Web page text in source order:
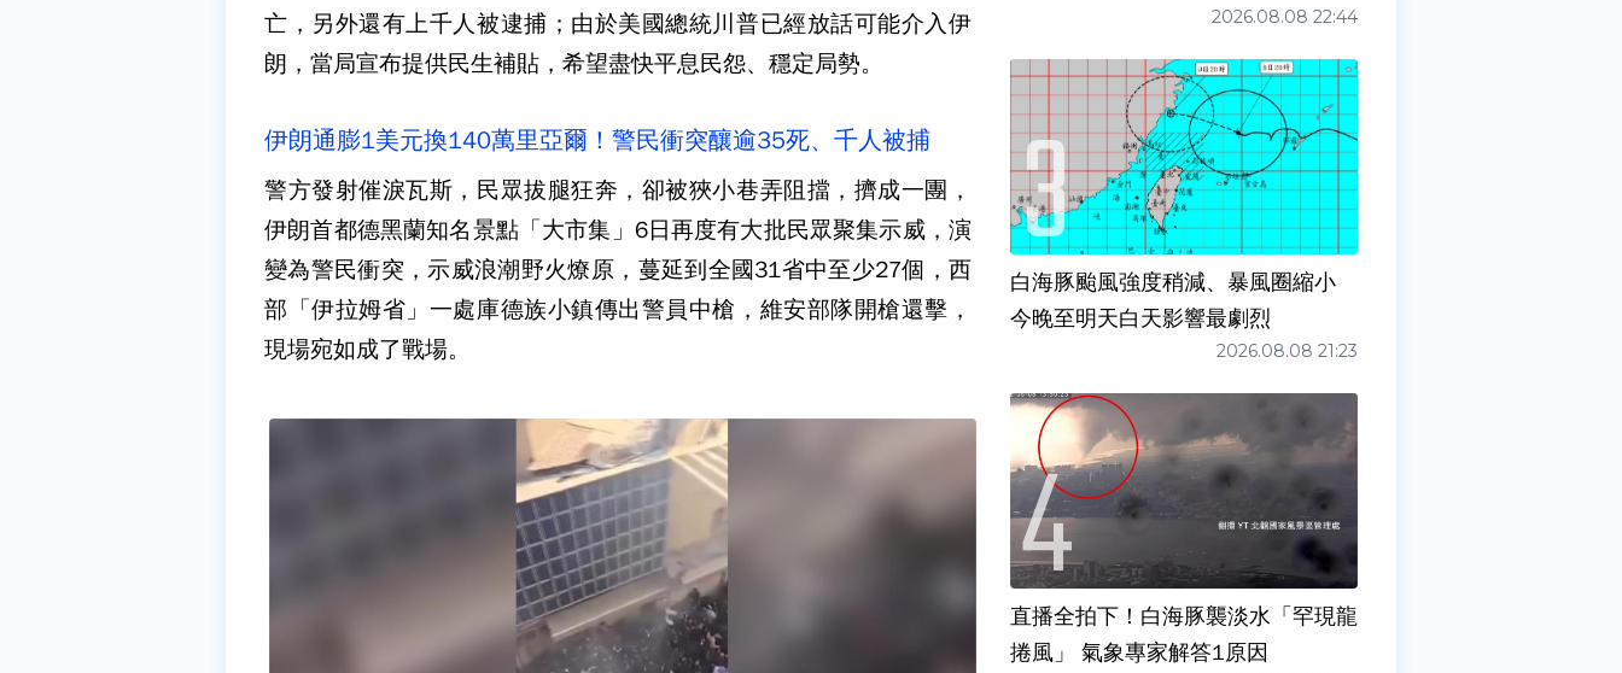
亡，另外還有上千人被逮捕；由於美國總統川普已經放話可能介入伊
朗，當局宣布提供民生補貼，希望盡快平息民怨、穩定局勢。
伊朗通膨1美元換140萬里亞爾！警民衝突釀逾35死、千人被捕
警方發射催淚瓦斯，民眾拔腿狂奔，卻被狹小巷弄阻擋，擠成一團，
伊朗首都德黑蘭知名景點「大市集」6日再度有大批民眾聚集示威，演
變為警民衝突，示威浪潮野火燎原，蔓延到全國31省中至少27個，西
部「伊拉姆省」一處庫德族小鎮傳出警員中槍，維安部隊開槍還擊，
現場宛如成了戰場。
2026.08.08 22:44
白海豚颱風強度稍減、暴風圈縮小
今晚至明天白天影響最劇烈
2026.08.08 21:23
直播全拍下！白海豚襲淡水「罕現龍
捲風」 氣象專家解答1原因